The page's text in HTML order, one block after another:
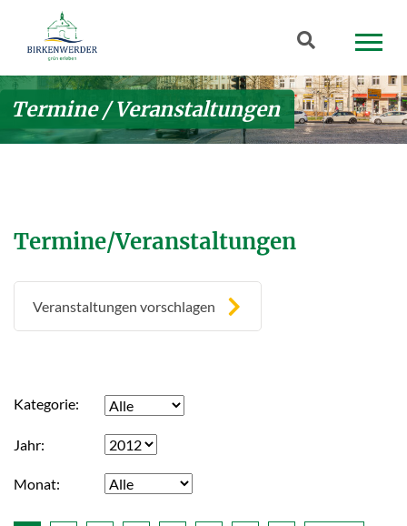
Zum Hauptinhalt springen
Suchbegriff
Termine / Veranstaltungen
Termine/Veranstaltungen
Veranstaltungen vorschlagen
Kategorie
Jahr
Monat